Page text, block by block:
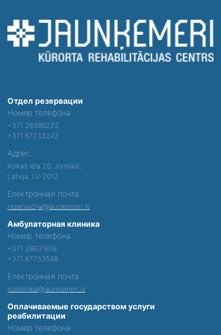
Отдел резервации
Номер телефона:
+371 26386222
+371 67733242
Адрес:
Kolkas iela 20, Jūrmalā,
Latvija, LV-2012
Електронная почта:
rezervacija@jaunkemeri.lv
Амбулаторная клиника
Номер телефона:
+371 26631659
+371 67733548
Електронная почта:
poliklinika@jaunkemeri.lv
Оплачиваемые государством услуги
реабилитации
Номер телефона: